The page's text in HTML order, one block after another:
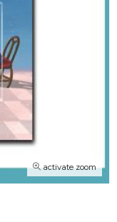
activate zoom